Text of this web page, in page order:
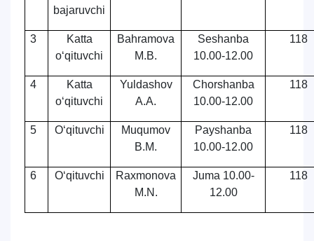
bajaruvchi
3
Katta
o‘qituvchi
Bahramova
M.B.
Seshanba
10.00-12.00
118
4
Katta
o‘qituvchi
Yuldashov
A.A.
Chorshanba
10.00-12.00
118
5 O‘qituvchi
Muqumov
B.M.
Payshanba
10.00-12.00
118
6 O‘qituvchi
Raxmonova
M.N.
Juma 10.00-
12.00
118